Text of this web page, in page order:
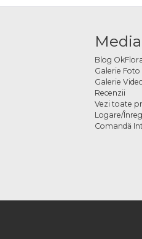
Media
Blog
Galerie
Galerie
Recenzii
Vezi toate
Logare/
Comandă